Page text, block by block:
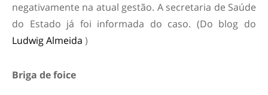
negativamente na atual gestão. A secretaria de Saúde
do Estado já foi informada do caso. (Do blog do
Ludwig Almeida )
Briga de foice